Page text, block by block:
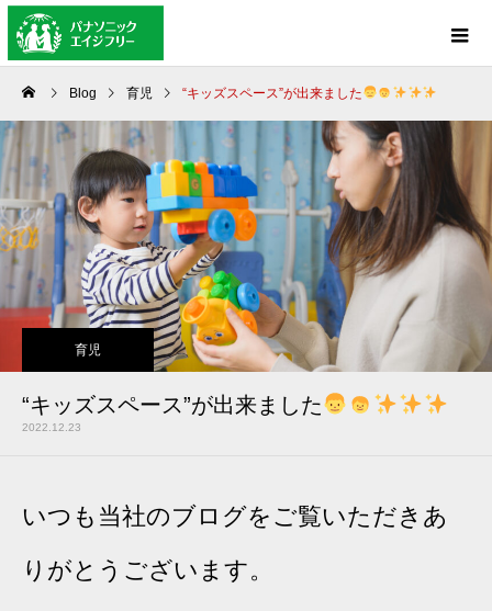
Blog 育児 “キッズスペース”が出来ました
育児
“キッズスペース”が出来ました
2022.12.23
いつも当社のブログをご覧いただきあ
りがとうございます。